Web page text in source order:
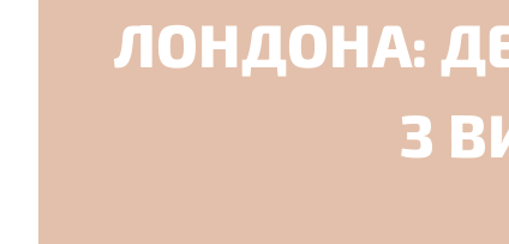
ЛОНДОНА:
З